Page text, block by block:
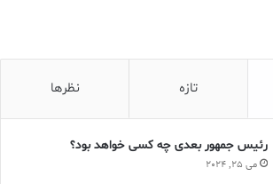
تازه نظرها
رئیس جمهور بعدی چه کسی خواهد بود؟
می 25, 2024